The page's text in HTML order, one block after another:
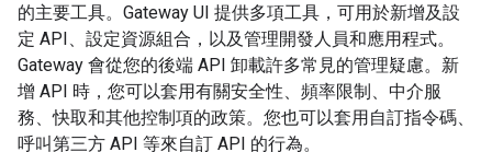
的主要工具。Gateway UI 提供多項工具，可用於新增及設
定 API、設定資源組合，以及管理開發人員和應用程式。
Gateway 會從您的後端 API 卸載許多常見的管理疑慮。新
增 API 時，您可以套用有關安全性、頻率限制、中介服
務、快取和其他控制項的政策。您也可以套用自訂指令碼、
呼叫第三方 API 等來自訂 API 的行為。